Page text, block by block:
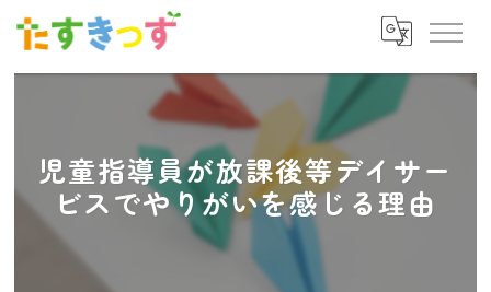
児童指導員が放課後等デイサー
ビスでやりがいを感じる理由